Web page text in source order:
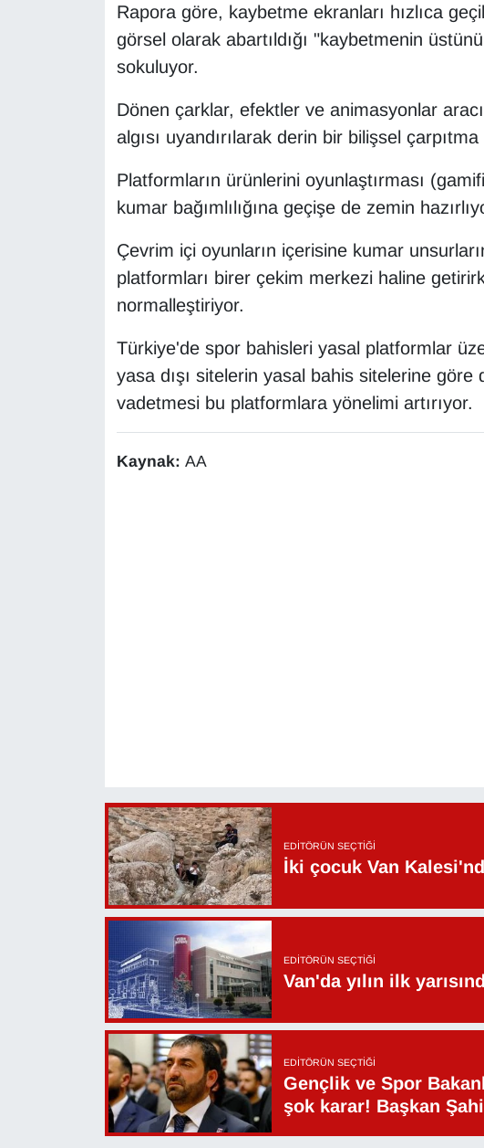
Rapora göre, kaybetme ekranları hızlıca
görsel olarak abartıldığı "kaybetmenin
sokuluyor.
Dönen çarklar, efektler ve animasyonlar
algısı uyandırılarak derin bir bilişsel
Platformların ürünlerini oyunlaştırması
kumar bağımlılığına geçişe de zemin
Çevrim içi oyunların içerisine kumar
platformları birer çekim merkezi haline
normalleştiriyor.
Türkiye'de spor bahisleri yasal platformlar
yasa dışı sitelerin yasal bahis sitelerine
vadetmesi bu platformlara yönelimi artırıyor.
Kaynak: AA
EDITÖRÜN SEÇTIĞI
İki çocuk Van
EDITÖRÜN SEÇTIĞI
Van'da yılın ilk
EDITÖRÜN SEÇTIĞI
Gençlik ve Spor
şok karar! Başkan